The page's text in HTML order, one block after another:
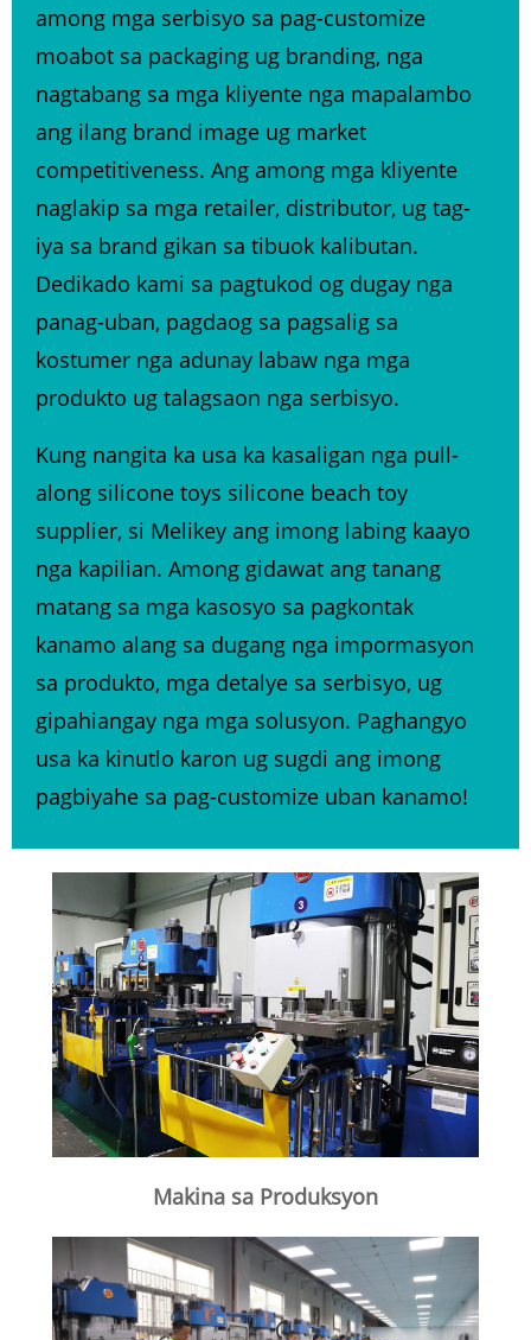
among mga serbisyo sa pag-customize
moabot sa packaging ug branding, nga
nagtabang sa mga kliyente nga mapalambo
ang ilang brand image ug market
competitiveness. Ang among mga kliyente
naglakip sa mga retailer, distributor, ug tag-
iya sa brand gikan sa tibuok kalibutan.
Dedikado kami sa pagtukod og dugay nga
panag-uban, pagdaog sa pagsalig sa
kostumer nga adunay labaw nga mga
produkto ug talagsaon nga serbisyo.
Kung nangita ka usa ka kasaligan nga pull-
along silicone toys silicone beach toy
supplier, si Melikey ang imong labing kaayo
nga kapilian. Among gidawat ang tanang
matang sa mga kasosyo sa pagkontak
kanamo alang sa dugang nga impormasyon
sa produkto, mga detalye sa serbisyo, ug
gipahiangay nga mga solusyon. Paghangyo
usa ka kinutlo karon ug sugdi ang imong
pagbiyahe sa pag-customize uban kanamo!
Makina sa Produksyon